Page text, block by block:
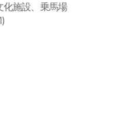
施設、乗馬場